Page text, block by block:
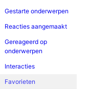
Gestarte onderwerpen
Reacties aangemaakt
Gereageerd op
onderwerpen
Interacties
Favorieten